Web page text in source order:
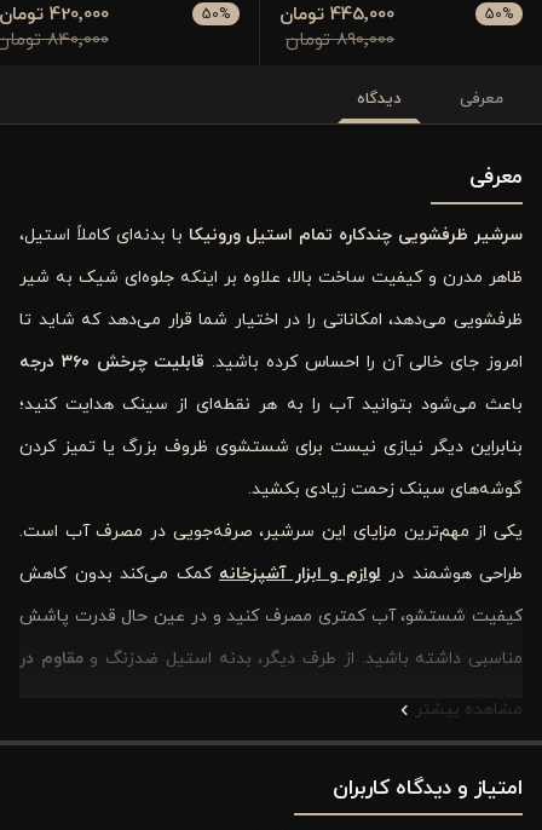
50%
890٬000 تومان
445٬000 تومان 50%
840٬000 تومان
420٬000 تومان
معرفی دیدگاه
معرفی
سرشیر ظرفشویی چندکاره تمام استیل ورونیکا با بدنه‌ای کاملاً استیل،
ظاهر مدرن و کیفیت ساخت بالا، علاوه بر اینکه جلوه‌ای شیک به شیر
ظرفشویی می‌دهد، امکاناتی را در اختیار شما قرار می‌دهد که شاید تا
امروز جای خالی آن را احساس کرده باشید. قابلیت چرخش ۳۶۰ درجه
باعث می‌شود بتوانید آب را به هر نقطه‌ای از سینک هدایت کنید؛
بنابراین دیگر نیازی نیست برای شستشوی ظروف بزرگ یا تمیز کردن
گوشه‌های سینک زحمت زیادی بکشید.
یکی از مهم‌ترین مزایای این سرشیر، صرفه‌جویی در مصرف آب است.
طراحی هوشمند درلوازم و ابزار آشپزخانه کمک می‌کند بدون کاهش
کیفیت شستشو، آب کمتری مصرف کنید و در عین حال قدرت پاشش
مناسبی داشته باشید. از طرف دیگر، بدنه استیل ضدزنگ ومقاوم در
برابر لک ، رسوب و حرارت باعث می‌شود حتی با استفاده روزانه نیز ظاهر
زیبای خود را حفظ کند و نگرانی بابت زنگ‌زدگی یا کاهش کیفیت
نداشته باشید.
مشاهده بیشتر
امتیاز و دیدگاه کاربران